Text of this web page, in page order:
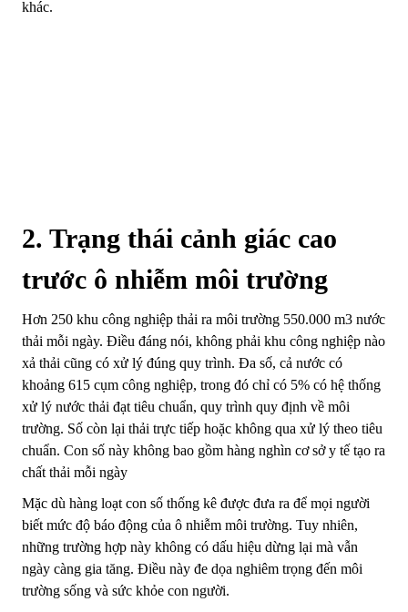
khác.
2. Trạng thái cảnh giác cao
trước ô nhiễm môi trường
Hơn 250 khu công nghiệp thải ra môi trường 550.000 m3 nước
thải mỗi ngày. Điều đáng nói, không phải khu công nghiệp nào
xả thải cũng có xử lý đúng quy trình. Đa số, cả nước có
khoảng 615 cụm công nghiệp, trong đó chỉ có 5% có hệ thống
xử lý nước thải đạt tiêu chuẩn, quy trình quy định về môi
trường. Số còn lại thải trực tiếp hoặc không qua xử lý theo tiêu
chuẩn. Con số này không bao gồm hàng nghìn cơ sở y tế tạo ra
chất thải mỗi ngày
Mặc dù hàng loạt con số thống kê được đưa ra để mọi người
biết mức độ báo động của ô nhiễm môi trường. Tuy nhiên,
những trường hợp này không có dấu hiệu dừng lại mà vẫn
ngày càng gia tăng. Điều này đe dọa nghiêm trọng đến môi
trường sống và sức khỏe con người.